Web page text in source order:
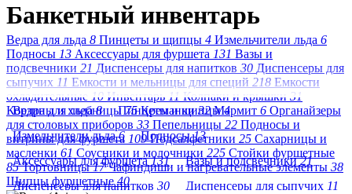
Банкетный инвентарь
Ведра для льда 8 Пинцеты и щипцы 4 Измельчители льда 6
Подносы 13 Аксессуары для фуршета 131 Вазы и
подсвечники 21 Диспенсеры для напитков 30 Диспенсеры для
сыпучих 11 Емкости и мельницы для специй 218 Емкости
охладительные
10 Инвентарь 11 Колпаки и крышки 31
Корзины и хлебницы 75 Креманки 32 Мармит 6 Органайзеры
для столовых приборов 33 Пепельницы 22 Подносы и
витрины для фуршета 109 Подсалфетники 25 Сахарницы и
масленки 61 Соусники и молочники 225 Стойки фуршетные
85 Тортовницы 17 Чафиндиши и нагревательные элементы 38
Щипцы фуршетные40
Ведра для льда 8 Пинцеты и щипцы 4
Измельчители льда 6 Подносы 13
Аксессуары для фуршета 131 Вазы и подсвечники 21
Диспенсеры для напитков 30 Диспенсеры для сыпучих 11